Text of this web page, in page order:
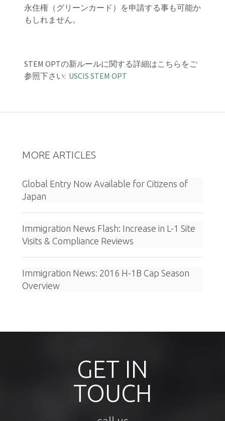
永住権（グリーンカード）を申請する事も可能か
もしれません。
STEM OPTの新ルールに関する詳細はこちらをご
参照下さい: USCIS STEM OPT
MORE ARTICLES
Global Entry Now Available for Citizens of
Japan
Immigration News Flash: Increase in L-1 Site
Visits & Compliance Reviews
Immigration News: 2016 H-1B Cap Season
Overview
GET IN
TOUCH